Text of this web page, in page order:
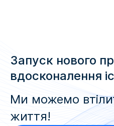
Запуск нового
вдосконалення
Ми можемо
життя!